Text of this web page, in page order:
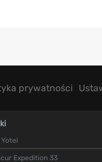
prywatności
Expedition 33